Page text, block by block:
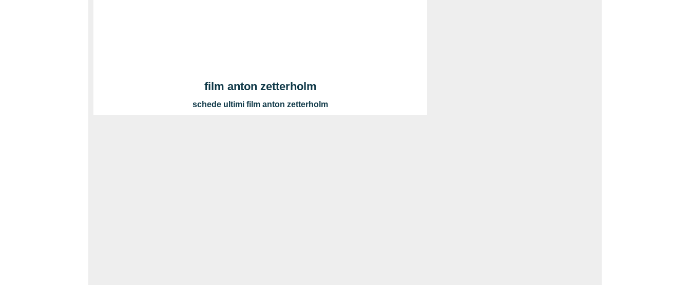
film anton zetterholm
schede ultimi film anton zetterholm